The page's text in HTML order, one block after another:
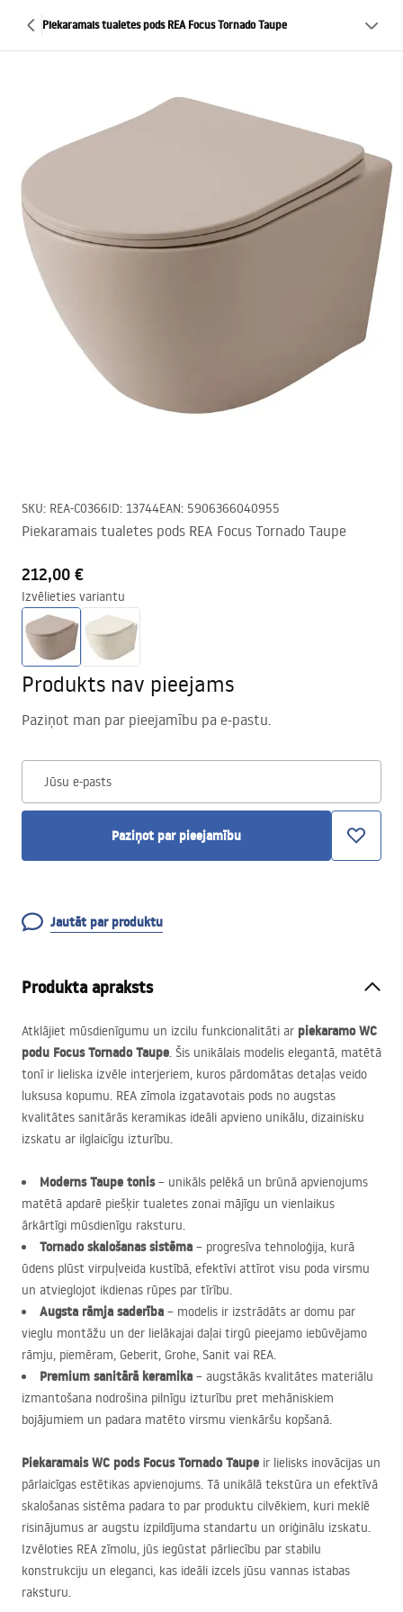
Piekaramais tualetes pods REA Focus Tornado Taupe
SKU: REA-C0366ID: 13744EAN: 5906366040955
Piekaramais tualetes pods REA Focus Tornado Taupe
212,00 €
Izvēlieties variantu
Produkts nav pieejams
Paziņot man par pieejamību pa e-pastu.
Jūsu e-pasts
Paziņot par pieejamību
Jautāt par produktu
Produkta apraksts
Atklājiet mūsdienīgumu un izcilu funkcionalitāti ar piekaramo WC
podu Focus Tornado Taupe. Šis unikālais modelis elegantā, matētā
tonī ir lieliska izvēle interjeriem, kuros pārdomātas detaļas veido
luksusa kopumu. REA zīmola izgatavotais pods no augstas
kvalitātes sanitārās keramikas ideāli apvieno unikālu, dizainisku
izskatu ar ilglaicīgu izturību.
Moderns Taupe tonis– unikāls pelēkā un brūnā apvienojums
matētā apdarē piešķir tualetes zonai mājīgu un vienlaikus
ārkārtīgi mūsdienīgu raksturu.
Tornado skalošanas sistēma – progresīva tehnoloģija, kurā
ūdens plūst virpuļveida kustībā, efektīvi attīrot visu poda virsmu
un atvieglojot ikdienas rūpes par tīrību.
Augsta rāmja saderība – modelis ir izstrādāts ar domu par
vieglu montāžu un der lielākajai daļai tirgū pieejamo iebūvējamo
rāmju, piemēram, Geberit, Grohe, Sanit vai REA.
Premium sanitārā keramika – augstākās kvalitātes materiālu
izmantošana nodrošina pilnīgu izturību pret mehāniskiem
bojājumiem un padara matēto virsmu vienkāršu kopšanā.
Piekaramais WC pods Focus Tornado Taupe ir lielisks inovācijas un
pārlaicīgas estētikas apvienojums. Tā unikālā tekstūra un efektīvā
skalošanas sistēma padara to par produktu cilvēkiem, kuri meklē
risinājumus ar augstu izpildījuma standartu un oriģinālu izskatu.
Izvēloties REA zīmolu, jūs iegūstat pārliecību par stabilu
konstrukciju un eleganci, kas ideāli izcels jūsu vannas istabas
raksturu.